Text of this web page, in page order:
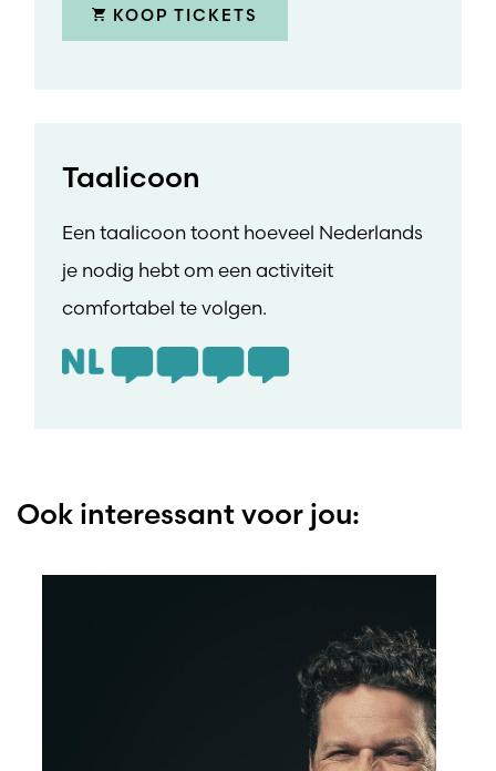
KOOP TICKETS
Taalicoon
Een taalicoon toont hoeveel Nederlands
je nodig hebt om een activiteit
comfortabel te volgen.
Ook interessant voor jou: